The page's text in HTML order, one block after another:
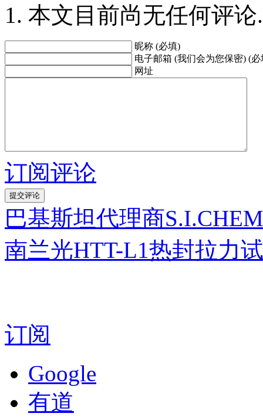
本文目前尚无任何评论.
昵称 (必填)
电子邮箱 (我们会为您保密) (必
网址
订阅评论
巴基斯坦代理商
南兰光HTT-L1热封拉力
订阅
Google
有道